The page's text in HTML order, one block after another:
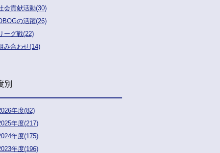
会貢献活動(30)
の活躍(26)
ーグ戦(22)
み合わせ(14)
別
年度(82)
年度(217)
年度(175)
年度(196)